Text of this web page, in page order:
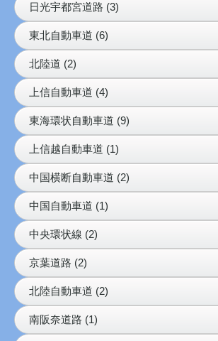
日光宇都宮道路 (3)
東北自動車道 (6)
北陸道 (2)
上信自動車道 (4)
東海環状自動車道 (9)
上信越自動車道 (1)
中国横断自動車道 (2)
中国自動車道 (1)
中央環状線 (2)
京葉道路 (2)
北陸自動車道 (2)
南阪奈道路 (1)